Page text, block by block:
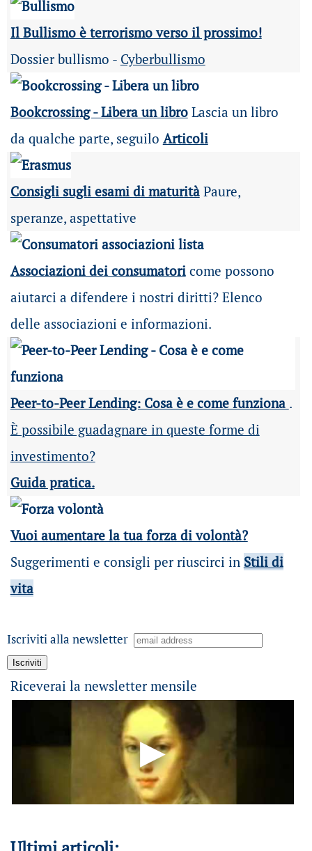
Il Bullismo è terrorismo verso il prossimo!
Dossier bullismo - Cyberbullismo
Bookcrossing - Libera un libroLascia un libro
da qualche parte, seguilo Articoli
Consigli sugli esami di maturità Paure,
speranze, aspettative
Associazioni dei consumatoricome possono
aiutarci a difendere i nostri diritti? Elenco
delle associazioni e informazioni.
Peer-to-Peer Lending: Cosa è e come funziona .
È possibile guadagnare in queste forme di
investimento?
Guida pratica.
Vuoi aumentare la tua forza di volontà?
Suggerimenti e consigli per riuscirci in Stili di
vita
Iscriviti alla newsletter
Riceverai la newsletter mensile